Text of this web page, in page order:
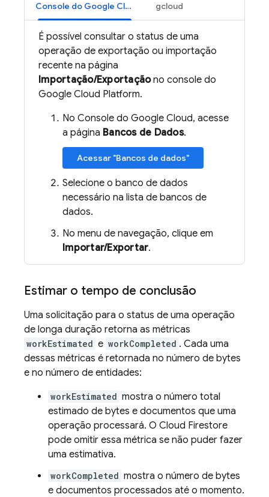
Console do Google Cloud gcloud
É possível consultar o status de uma
operação de exportação ou importação
recente na página
Importação/Exportaçãono console do
Google Cloud Platform.
No Console do Google Cloud, acesse
a página Bancos de Dados.
Acessar "Bancos de dados"
Selecione o banco de dados
necessário na lista de bancos de
dados.
No menu de navegação, clique em
Importar/Exportar.
Estimar o tempo de conclusão
Uma solicitação para o status de uma operação
de longa duração retorna as métricas
workEstimated e workCompleted . Cada uma
dessas métricas é retornada no número de bytes
e no número de entidades:
workEstimated mostra o número total
estimado de bytes e documentos que uma
operação processará. O Cloud Firestore
pode omitir essa métrica se não puder fazer
uma estimativa.
workCompleted mostra o número de bytes
e documentos processados até o momento.